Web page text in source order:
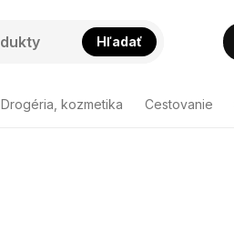
Hľadať
Drogéria, kozmetika Cestovanie